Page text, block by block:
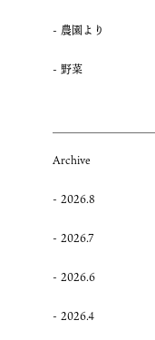
農園より
野菜
Archive
2026.8
2026.7
2026.6
2026.4